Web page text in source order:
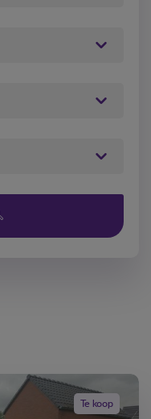
Te koop